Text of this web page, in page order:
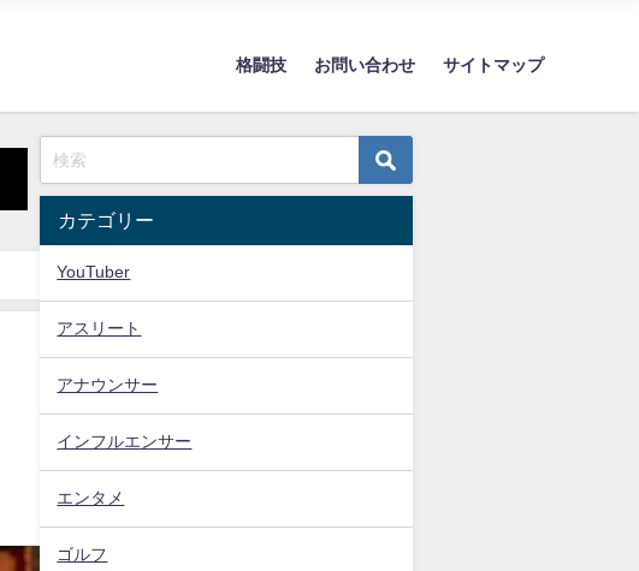
格闘技 お問い合わせ サイトマップ
カテゴリー
YouTuber
アスリート
アナウンサー
インフルエンサー
エンタメ
ゴルフ